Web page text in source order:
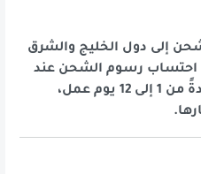
إلى دول الخليج والشرق
احتساب رسوم الشحن عند
الدفع، ويستغرق التوصيل عادةً من 1 إلى 12 يوم عمل،